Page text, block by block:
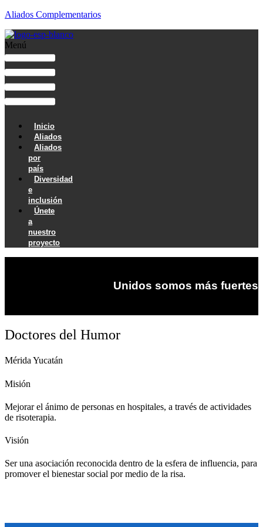
Aliados Complementarios
Menú
Inicio
Aliados
Aliados
por
país
Diversidad
e
inclusión
Únete
a
nuestro
proyecto
Unidos somos más fuertes
Doctores del Humor
Mérida Yucatán
Misión
Mejorar el ánimo de personas en hospitales, a través de actividades
de risoterapia.
Visión
Ser una asociación reconocida dentro de la esfera de influencia, para
promover el bienestar social por medio de la risa.